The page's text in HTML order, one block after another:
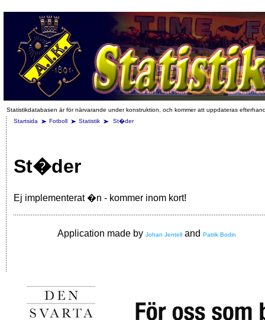
Statistikdatabasen är för närvarande under konstruktion, och kommer att uppdateras
Startsida
Fotboll Statistik St�der
St�der
Ej implementerat �n - kommer inom kort!
Application made by Johan Jentell and Patrik Bodin